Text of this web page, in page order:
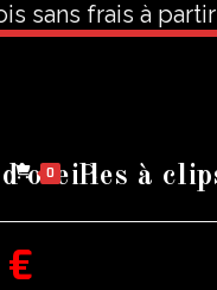
frais à partir de
0 à
€